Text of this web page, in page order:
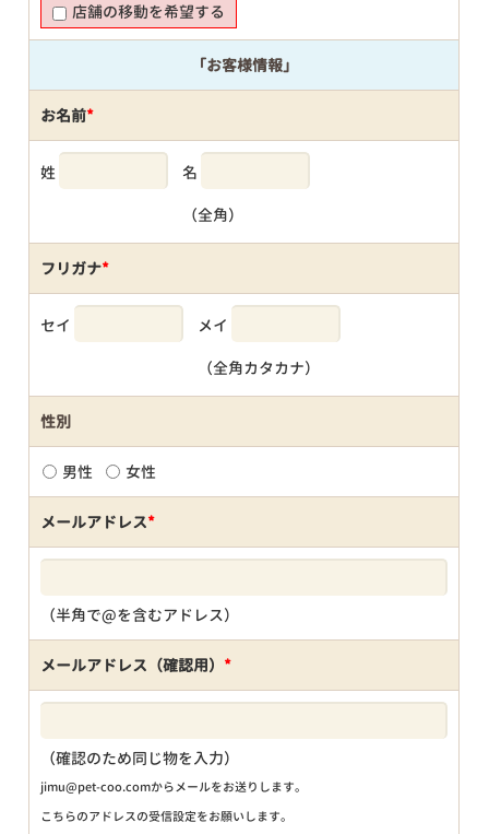
店舗の移動を希望する
「お客様情報」
お名前*
姓 名
（全角）
フリガナ*
セイ メイ
（全角カタカナ）
性別
男性 女性
メールアドレス*
（半角で@を含むアドレス）
メールアドレス（確認用） *
（確認のため同じ物を入力）
jimu@pet-coo.comからメールをお送りします。
こちらのアドレスの受信設定をお願いします。